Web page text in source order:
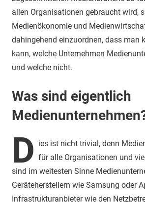
allen Organisationen gebraucht wird,
Medienökonomie und
dahingehend einzuordnen, dass man
kann, welche Unternehmen
und welche nicht.
Was sind eigentlich
D ies ist nicht trivial, denn
für alle Organisationen und
sind im weitesten Sinne
Geräteherstellern wie Samsung oder
Infrastrukturanbieter wie den